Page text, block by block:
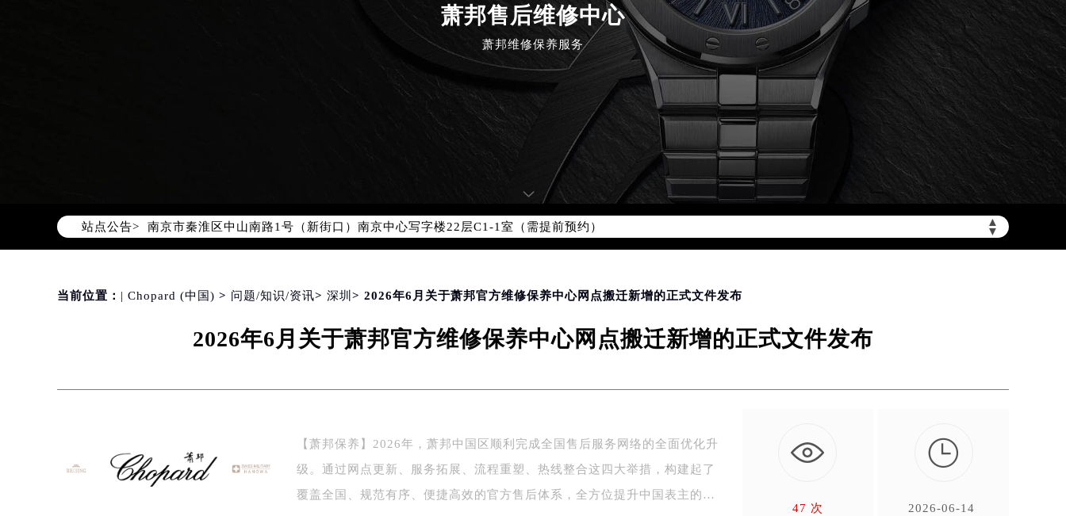
萧邦售后维修中心
萧邦维修保养服务
站点公告> ▲
▼
2026年8月萧邦中国区售后服务网络优化升级公告
2026年8月萧邦全国官方售后客户服务热线：400-885-0231
萧邦官方全国统一服务热线400-885-0231，服务覆盖中国大陆、香港、澳门、台湾全部区域（非大陆需加拨“+86”）
2026年8月萧邦售后服务中心最新网点地址：
北京市朝阳区建国门外大街甲6号华熙国际中心写字楼D座11层1102室（北京总部）（需提前预约）
北京市东城区东长安街1号东方广场写字楼W3座6层602室（需提前预约）
天津市和平区赤峰道136号天津国际金融中心写字楼26层2603室（需提前预约）
上海市徐汇区虹桥路3号港汇中心写字楼2座37层3705室（需提前预约）
上海市黄浦区南京东路299号宏伊国际广场写字楼8层806室（需提前预约）
南京市秦淮区中山南路1号（新街口）南京中心写字楼22层C1-1室（需提前预约）
常州市新北区龙锦路1590号现代传媒中心写字楼5号楼10层1008室（需提前预约）
扬州市邗江区国展路29号星耀天地写字楼1号楼18层1803室（需提前预约）
泰州市海陵区永定东路399号置地商务中心东塔写字楼（华润万象城）17层1706室（需提前预约）
嘉兴市南湖区广益路705号嘉兴世界贸易中心写字楼A座13层1304室（需提前预约）
南昌市红谷滩新区红谷中大道998号绿地双子塔（中央广场）A1座办公楼14层07室（需提前预约）
济南市历下区经十路11111号华润中心写字楼（万象城）15层1508室（需提前预约）
当前位置： | Chopard (中国) > 问题/知识/资讯> 深圳 > 2026年6月关于萧邦官方维修保养中心网点搬迁新增的正式文件发布
2026年6月关于萧邦官方维修保养中心网点搬迁新增的正式文件发布
【萧邦保养】2026年，萧邦中国区顺利完成全国售后服务网络的全面优化升
级。通过网点更新、服务拓展、流程重塑、热线整合这四大举措，构建起了
覆盖全国、规范有序、便捷高效的官方售后体系，全方位提升中国表主的
47 次

2026-06-14